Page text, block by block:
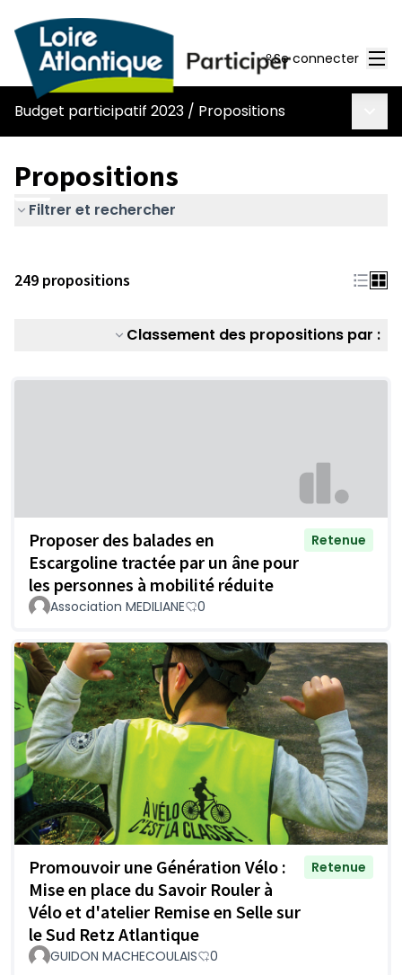
Se connecter
Budget participatif 2023 / Propositions
Propositions
Filtrer et rechercher
249 propositions
Classement des propositions par :
Proposer des balades en
Escargoline tractée par un âne pour
les personnes à mobilité réduite
Retenue
Association MEDILIANE 0
Promouvoir une Génération Vélo :
Mise en place du Savoir Rouler à
Vélo et d'atelier Remise en Selle sur
le Sud Retz Atlantique
Retenue
GUIDON MACHECOULAIS 0